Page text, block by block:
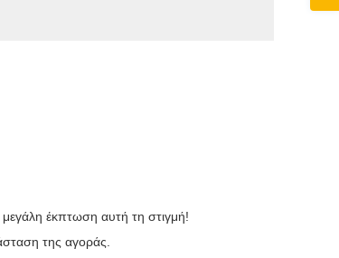
μεγάλη έκπτωση αυτή τη στιγμή!
της αγοράς.